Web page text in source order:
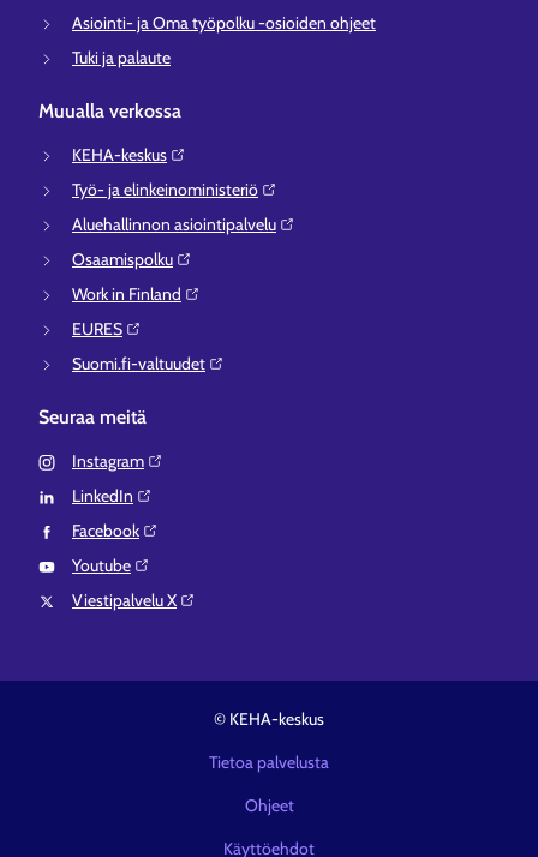
Asiointi- ja Oma työpolku -osioiden ohjeet
Tuki ja palaute
Muualla verkossa
KEHA-keskus⁠
Työ- ja elinkeinoministeriö⁠
Aluehallinnon asiointipalvelu⁠
Osaamispolku⁠
Work in Finland⁠
EURES⁠
Suomi.fi-valtuudet⁠
Seuraa meitä
Instagram⁠
LinkedIn⁠
Facebook⁠
Youtube⁠
Viestipalvelu X⁠
© KEHA-keskus
Tietoa palvelusta
Ohjeet
Käyttöehdot